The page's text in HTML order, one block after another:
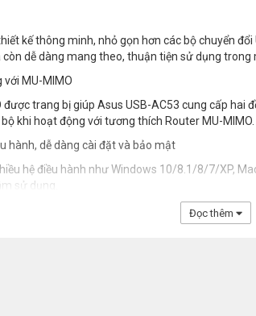
kế thông minh, nhỏ gọn hơn các bộ chuyển
dễ dàng mang theo, thuận tiện sử dụng trong
MU-MIMO
được trang bị giúp Asus USB-AC53 cung cấp hai
khi hoạt động với tương thích Router MU-MIMO.
hành, dễ dàng cài đặt và bảo mật
hệ điều hành như Windows 10/8.1/8/7/XP,
sử dụng.
Đọc thêm